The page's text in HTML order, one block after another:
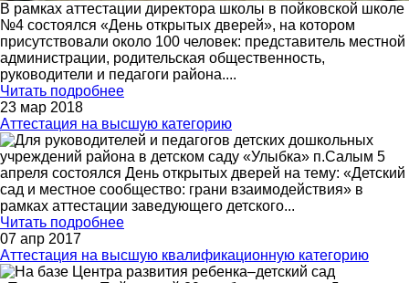
В рамках аттестации директора школы в пойковской школе
№4 состоялся «День открытых дверей», на котором
присутствовали около 100 человек: представитель местной
администрации, родительская общественность,
руководители и педагоги района....
Читать подробнее
23 мар 2018
Аттестация на высшую категорию
Для руководителей и педагогов детских дошкольных
учреждений района в детском саду «Улыбка» п.Салым 5
апреля состоялся День открытых дверей на тему: «Детский
сад и местное сообщество: грани взаимодействия» в
рамках аттестации заведующего детского...
Читать подробнее
07 апр 2017
Аттестация на высшую квалификационную категорию
На базе Центра развития ребенка–детский сад